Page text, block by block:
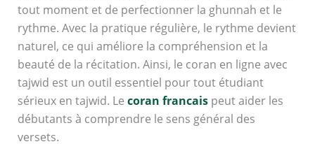
tout moment et de perfectionner la ghunnah et le
rythme. Avec la pratique régulière, le rythme devient
naturel, ce qui améliore la compréhension et la
beauté de la récitation. Ainsi, le coran en ligne avec
tajwid est un outil essentiel pour tout étudiant
sérieux en tajwid. Le coran francaispeut aider les
débutants à comprendre le sens général des
versets.